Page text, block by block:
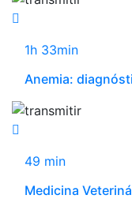
1h 33min
Anemia:
49 min
Medicina